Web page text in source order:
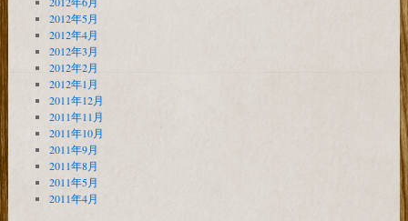
2012年5月
2012年4月
2012年3月
2012年2月
2012年1月
2011年12月
2011年11月
2011年10月
2011年9月
2011年8月
2011年5月
2011年4月